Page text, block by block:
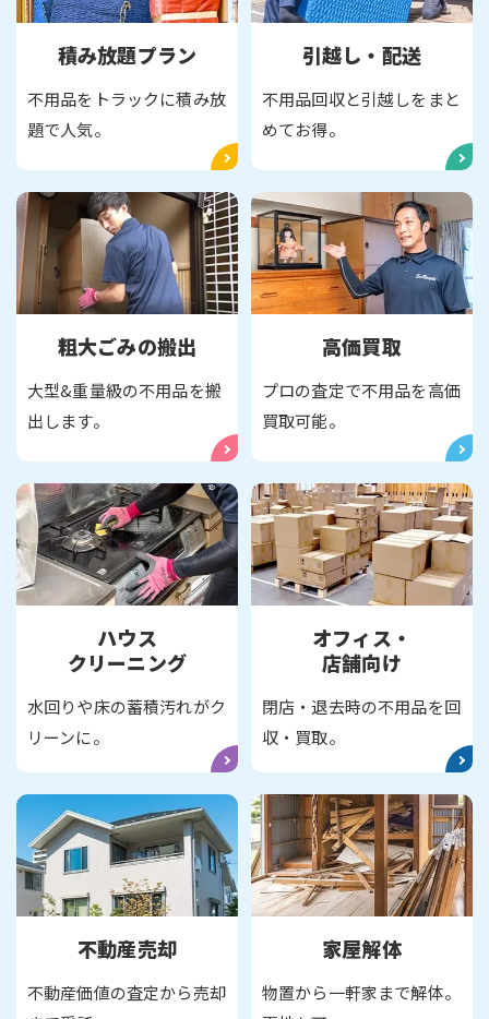
積み放題プラン
不用品をトラックに積み放
題で人気。
引越し・配送
不用品回収と引越しをまと
めてお得。
粗大ごみの搬出
大型&重量級の不用品を搬
出します。
高価買取
プロの査定で不用品を高価
買取可能。
ハウス
クリーニング
水回りや床の蓄積汚れがク
リーンに。
オフィス・
店舗向け
閉店・退去時の不用品を回
収・買取。
不動産売却
不動産価値の査定から売却
家屋解体
物置から一軒家まで解体。